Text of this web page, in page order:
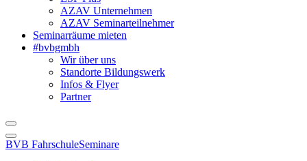
AZAV Unternehmen
AZAV Seminarteilnehmer
Seminarräume mieten
#bvbgmbh
Wir über uns
Standorte Bildungswerk
Infos & Flyer
Partner
BVB FahrschuleSeminare